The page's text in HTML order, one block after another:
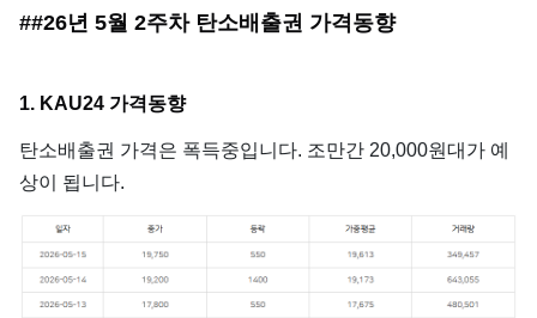
##26년 5월 2주차 탄소배출권 가격동향
1. KAU24 가격동향
탄소배출권 가격은 폭득중입니다. 조만간 20,000원대가 예
상이 됩니다.